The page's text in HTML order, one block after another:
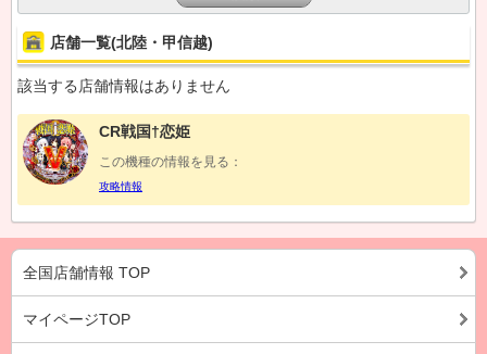
店舗一覧(北陸・甲信越)
該当する店舗情報はありません
CR戦国†恋姫
この機種の情報を見る：
攻略情報
全国店舗情報 TOP
マイページTOP